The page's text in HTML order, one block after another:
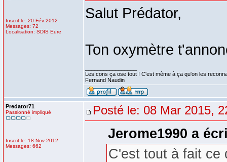
Inscrit le: 20 Fév 2012
Messages: 72
Localisation: SDIS Eure
Salut Prédator,
Ton oxymètre
Les cons ça ose tout ! C'est même à ça qu'on les
Fernand Naudin
Predator71
Passionné impliqué
Inscrit le: 18 Nov 2012
Messages: 662
Posté le: 08 Mar 2015,
Jerome1990 a
C'est tout à fait ce